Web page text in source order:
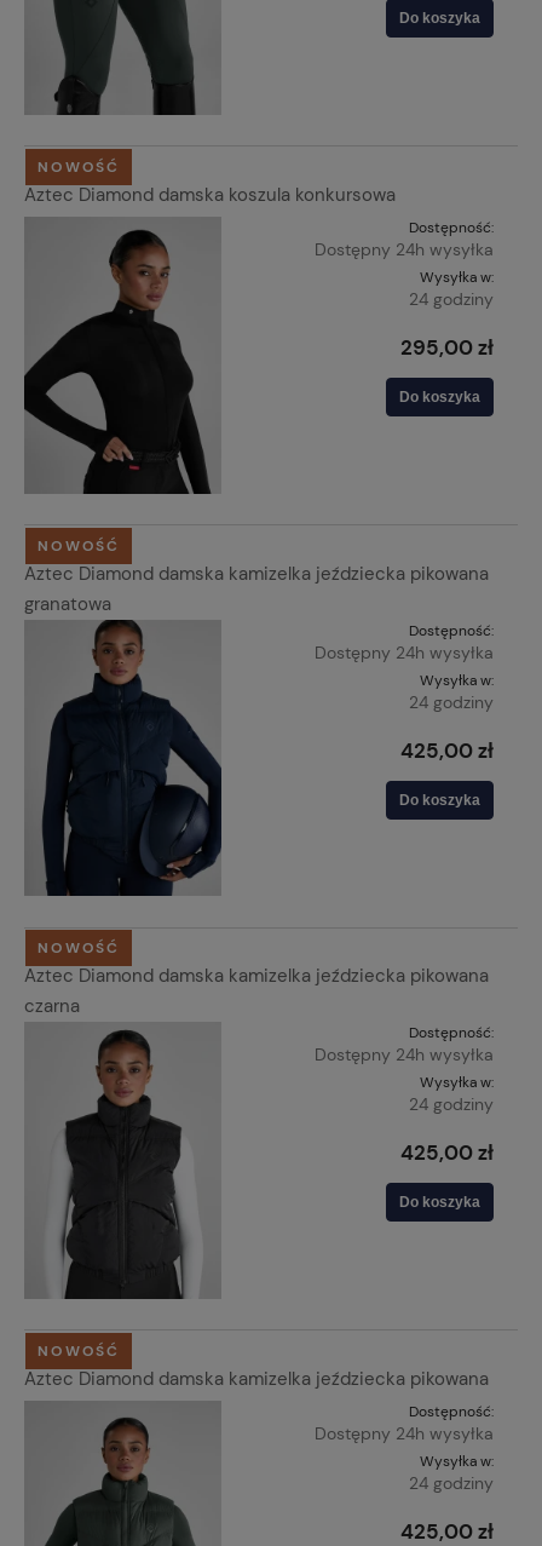
Do koszyka
Aztec Diamond damska koszula konkursowa
Dostępność:
Dostępny 24h wysyłka
Wysyłka w:
24 godziny
295,00 zł
Do koszyka
NOWOŚĆ
Aztec Diamond damska kamizelka jeździecka pikowana
granatowa
Dostępność:
Dostępny 24h wysyłka
Wysyłka w:
24 godziny
425,00 zł
Do koszyka
NOWOŚĆ
Aztec Diamond damska kamizelka jeździecka pikowana
czarna
Dostępność:
Dostępny 24h wysyłka
Wysyłka w:
24 godziny
425,00 zł
Do koszyka
NOWOŚĆ
Aztec Diamond damska kamizelka jeździecka pikowana
Dostępność:
Dostępny 24h wysyłka
Wysyłka w:
24 godziny
425,00 zł
NOWOŚĆ